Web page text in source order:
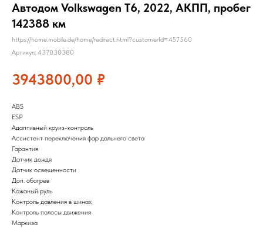
Автодом Volkswagen T6, 2022, АКПП, пробег
142388 км
https://home.mobile.de/home/redirect.html?customerId=457560
Артикул: 437030380
3943800,00 ₽
ABS
ESP
Адаптивный круиз-контроль
Ассистент переключения фар дальнего света
Гарантия
Датчик дождя
Датчик освещенности
Доп. обогрев
Кожаный руль
Контроль давления в шинах
Контроль полосы движения
Маркиза